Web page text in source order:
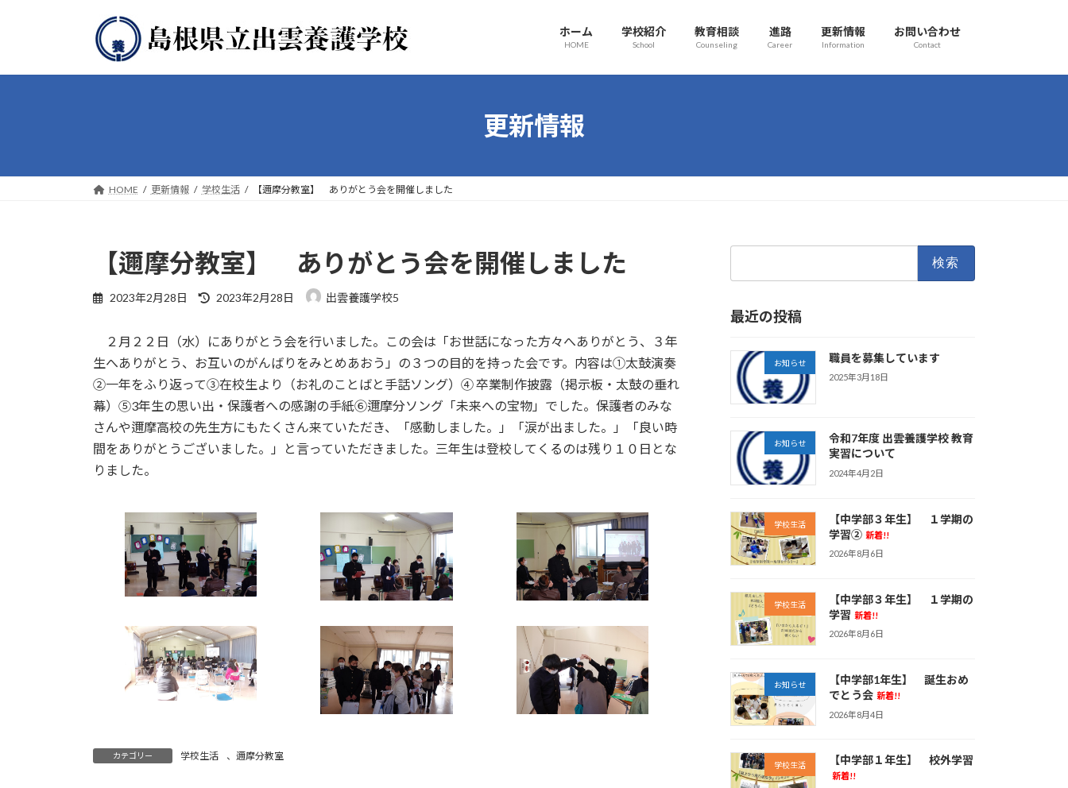
プ
動
ホーム
HOME
学校紹介
School
教育相談
Counseling
進路
Career
更新情報
Information
お問い合わせ
Contact
更新情報
HOME 更新情報 学校生活 【邇摩分教室】 ありがとう会を開催しました
【邇摩分教室】 ありがとう会を開催しました
2023年2月28日
最
新
日
:
2023年2月28日 出雲養護学校5
２月２２日（水）にありがとう会を行いました。この会は「お世話になった方々へありがとう、３年
生へありがとう、お互いのがんばりをみとめあおう」の３つの目的を持った会です。内容は①太鼓演奏
②一年をふり返って③在校生より（お礼のことばと手話ソング）④ 卒業制作披露（掲示板・太鼓の垂れ
幕）⑤3年生の思い出・保護者への感謝の手紙⑥邇摩分ソング「未来への宝物」でした。保護者のみな
さんや邇摩高校の先生方にもたくさん来ていただき、「感動しました。」「涙が出ました。」「良い時
間をありがとうございました。」と言っていただきました。三年生は登校してくるのは残り１０日とな
りました。
カテゴリー 学校生活 、 邇摩分教室
最近の投稿
お知らせ 職員を募集しています
2025年3月18日
お知らせ
令和7年度 出雲養護学校 教育
実習について
2024年4月2日
学校生活
【中学部３年生】 １学期の
学習② 新着!!
2026年8月6日
学校生活
【中学部３年生】 １学期の
学習 新着!!
2026年8月6日
お知らせ
【中学部1年生】 誕生おめ
でとう会 新着!!
2026年8月4日
学校生活 【中学部１年生】 校外学習
新着!!